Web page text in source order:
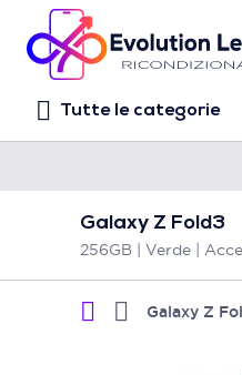
Tutte le categorie
Galaxy Z Fold3
256GB | Verde |
Galaxy Z